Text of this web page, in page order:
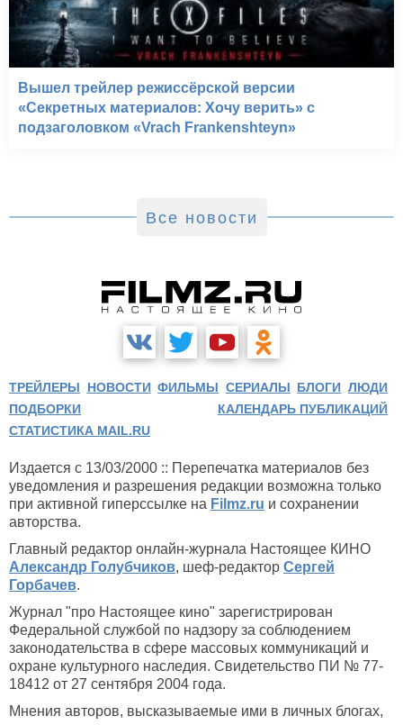
Вышел трейлер режиссёрской версии
«Секретных материалов: Хочу верить» с
подзаголовком «Vrach Frankenshteyn»
Все новости
ТРЕЙЛЕРЫ НОВОСТИ ФИЛЬМЫ СЕРИАЛЫ БЛОГИ ЛЮДИ
ПОДБОРКИ
КАЛЕНДАРЬ ПУБЛИКАЦИЙ
СТАТИСТИКА MAIL.RU
Издается с 13/03/2000 :: Перепечатка материалов без
уведомления и разрешения редакции возможна только
при активной гиперссылке на Filmz.ru и сохранении
авторства.
Главный редактор онлайн-журнала Настоящее КИНО
Александр Голубчиков, шеф-редактор Сергей
Горбачев.
Журнал "про Настоящее кино" зарегистрирован
Федеральной службой по надзору за соблюдением
законодательства в сфере массовых коммуникаций и
охране культурного наследия. Свидетельство ПИ № 77-
18412 от 27 сентября 2004 года.
Мнения авторов, высказываемые ими в личных блогах,